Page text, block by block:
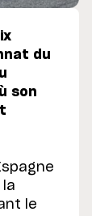
du
son
la
le